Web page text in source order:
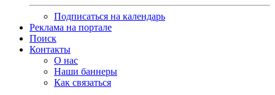
Подписаться на календарь
Реклама на портале
Поиск
Контакты
О нас
Наши баннеры
Как связаться